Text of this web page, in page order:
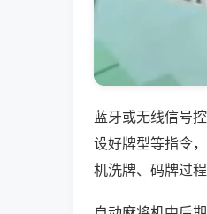
蓝牙或无线信号
设好牌型等指令
机洗牌、码牌过